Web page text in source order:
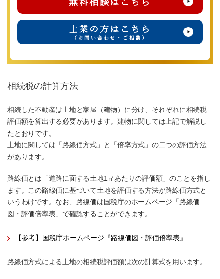
士業の方はこちら
（お問い合わせ・ご相談）
相続税の計算方法
相続した不動産は土地と家屋（建物）に分け、それぞれに相続税
評価額を算出する必要があります。建物に関しては上記で解説し
たとおりです。
土地に関しては「路線価方式」と「倍率方式」の二つの評価方法
があります。
路線価とは「道路に面する土地1㎡あたりの評価額」のことを指し
ます。この路線価に基づいて土地を評価する方法が路線価方式と
いうわけです。なお、路線価は国税庁のホームページ「路線価
図・評価倍率表」で確認することができます。
【参考】国税庁ホームページ『路線価図・評価倍率表』
路線価方式による土地の相続税評価額は次の計算式を用います。